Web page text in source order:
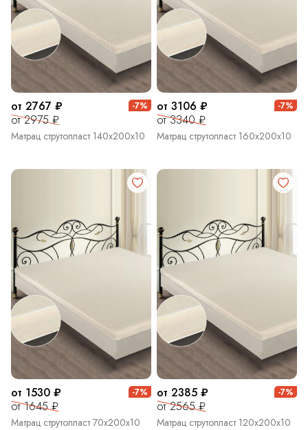
от 2767 ₽
от 2975 ₽
-7%
Матрац струтопласт 140х200х10
от 3106 ₽
от 3340 ₽
-7%
Матрац струтопласт 160х200х10
от 1530 ₽
от 1645 ₽
-7%
Матрац струтопласт 70х200х10
от 2385 ₽
от 2565 ₽
-7%
Матрац струтопласт 120х200х10